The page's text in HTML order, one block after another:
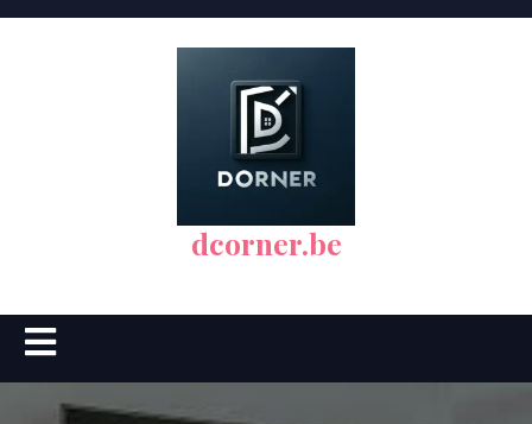
dcorner.be
Open
Button